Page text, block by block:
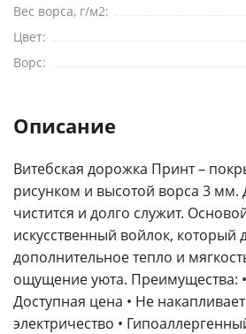
Вес ворса, г/м2:
Цвет:
Ворс:
Описание
Витебская дорожка Принт –
рисунком и высотой ворса 3 мм.
чистится и долго служит.
искусственный войлок, который
дополнительное тепло и
ощущение уюта. Преимущества: •
Доступная цена • Не
электричество •